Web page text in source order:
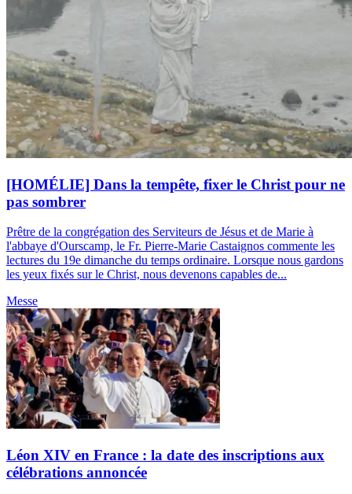
[HOMÉLIE] Dans la tempête, fixer le Christ pour ne
pas sombrer
Prêtre de la congrégation des Serviteurs de Jésus et de Marie à
l'abbaye d'Ourscamp, le Fr. Pierre-Marie Castaignos commente les
lectures du 19e dimanche du temps ordinaire. Lorsque nous gardons
les yeux fixés sur le Christ, nous devenons capables de...
Messe
Léon XIV en France : la date des inscriptions aux
célébrations annoncée